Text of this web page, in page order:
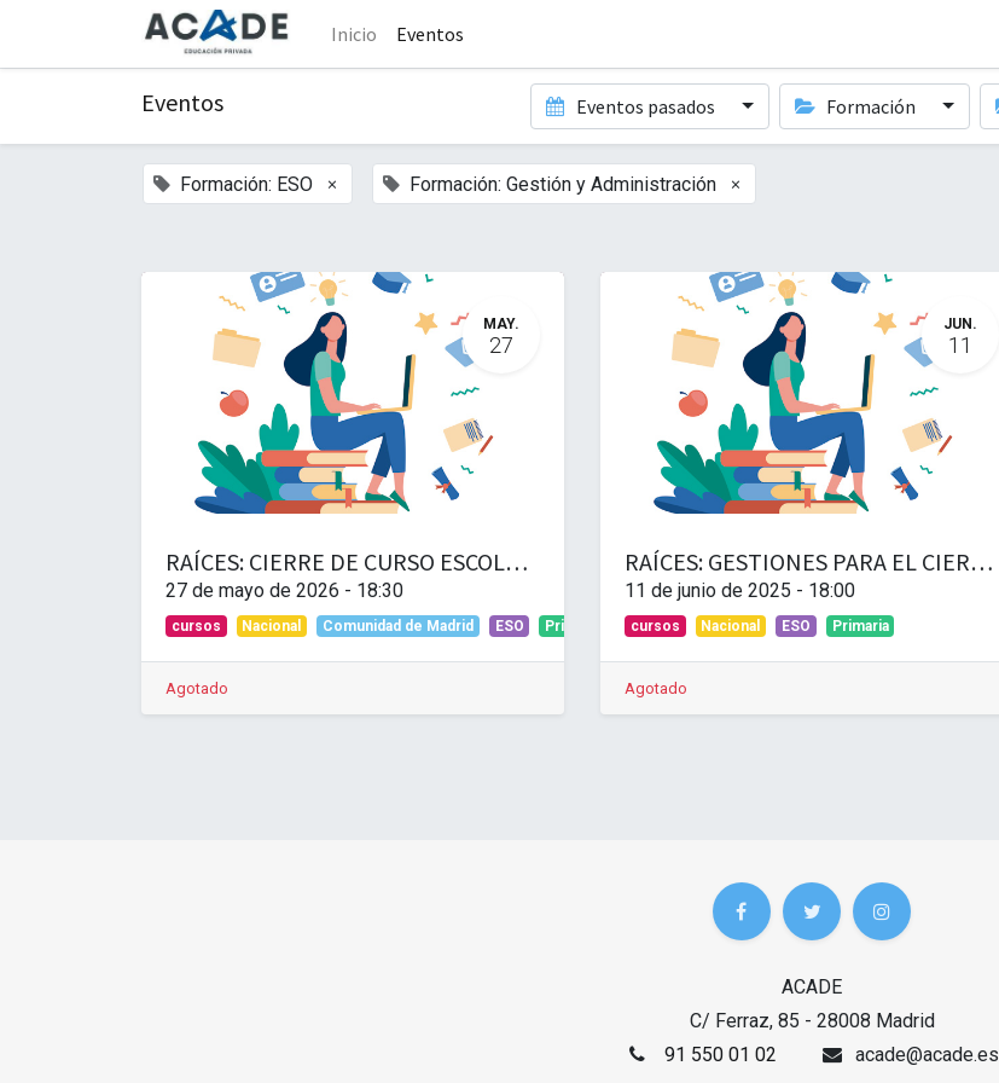
Inicio Eventos
Eventos Eventos pasados Formación
Formación: ESO × Formación: Gestión y Administración ×
MAY.
27
RAÍCES: CIERRE DE CURSO ESCOLAR EN PRIMARIA Y ESO
27 de mayo de 2026 - 18:30
cursos Nacional Comunidad de Madrid ESO Primaria
Agotado
JUN.
11
RAÍCES: GESTIONES PARA EL CIERRE DEL CURSO ESCOLAR (PRIMARIA Y ESO)
11 de junio de 2025 - 18:00
cursos Nacional ESO Primaria
Agotado
ACADE
C/ Ferraz, 85 - 28008 Madrid
91 550 01 02
acade@acade.es